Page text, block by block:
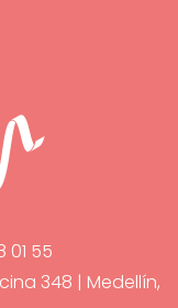
01 55
348 | Medellín,